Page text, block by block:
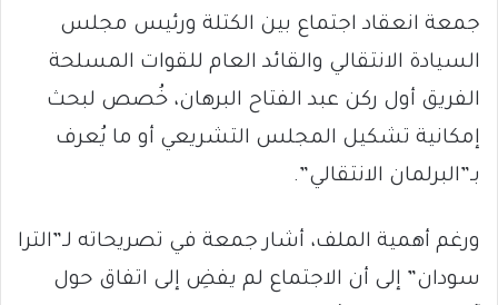
جمعة انعقاد اجتماع بين الكتلة ورئيس مجلس
السيادة الانتقالي والقائد العام للقوات المسلحة
الفريق أول ركن عبد الفتاح البرهان، خُصص لبحث
إمكانية تشكيل المجلس التشريعي أو ما يُعرف
بـ”البرلمان الانتقالي”.
ورغم أهمية الملف، أشار جمعة في تصريحاته لـ”الترا
سودان” إلى أن الاجتماع لم يفضِ إلى اتفاق حول